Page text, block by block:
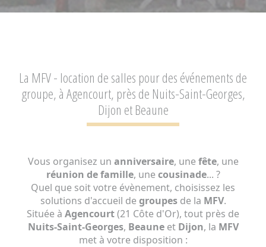
La MFV - location de salles pour des événements de
groupe,à Agencourt, près de Nuits-Saint-Georges,
Dijon et Beaune
Vous organisez un anniversaire, une fête, une
réunion de famille, une cousinade... ?
Quel que soit votre évènement, choisissez les
solutions d'accueil de groupesde la MFV.
Située à Agencourt(21 Côte d'Or), tout près de
Nuits-Saint-Georges, Beauneet Dijon, la MFV
met à votre disposition :